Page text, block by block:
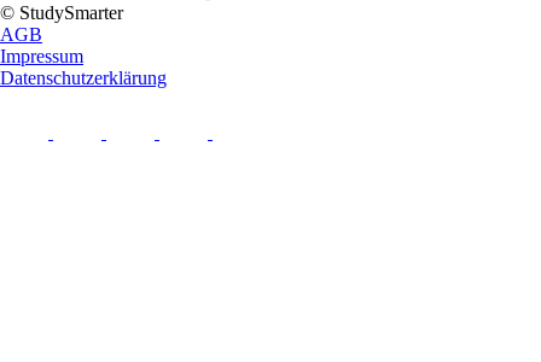
© StudySmarter
AGB
Impressum
Datenschutzerklärung